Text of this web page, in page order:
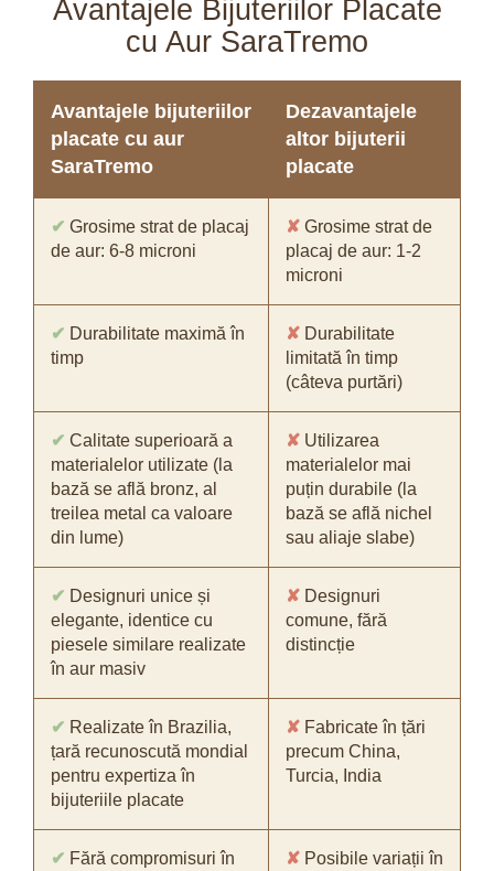
Avantajele Bijuteriilor Placate
cu Aur SaraTremo
Avantajele bijuteriilor
placate cu aur
SaraTremo
Dezavantajele
altor bijuterii
placate
✔ Grosime strat de placaj
de aur: 6-8 microni
✘ Grosime strat de
placaj de aur: 1-2
microni
✔ Durabilitate maximă în
timp
✘ Durabilitate
limitată în timp
(câteva purtări)
✔ Calitate superioară a
materialelor utilizate (la
bază se află bronz, al
treilea metal ca valoare
din lume)
✘ Utilizarea
materialelor mai
puțin durabile (la
bază se află nichel
sau aliaje slabe)
✔ Designuri unice și
elegante, identice cu
piesele similare realizate
în aur masiv
✘ Designuri
comune, fără
distincție
✔ Realizate în Brazilia,
țară recunoscută mondial
pentru expertiza în
bijuteriile placate
✘ Fabricate în țări
precum China,
Turcia, India
✔ Fără compromisuri în
✘ Posibile variații în